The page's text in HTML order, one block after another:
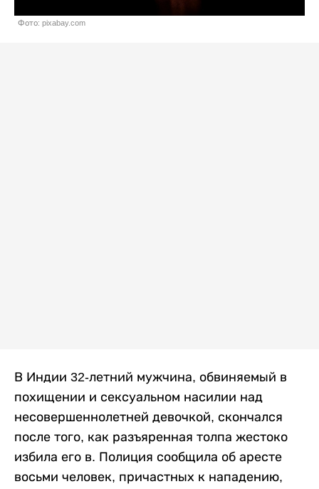
Фото: pixabay.com
В Индии 32-летний мужчина, обвиняемый в
похищении и сексуальном насилии над
несовершеннолетней девочкой, скончался
после того, как разъяренная толпа жестоко
избила его в. Полиция сообщила об аресте
восьми человек, причастных к нападению,